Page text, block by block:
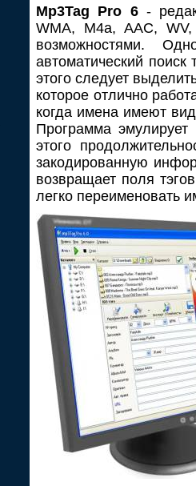
Mp3Tag Pro 6-
WMA, M4a, AAC,
возможностями.
автоматический
этого следует
которое отлично
когда имена имеют
Программа
этого
закодированную
возвращает поля
легко переименовать